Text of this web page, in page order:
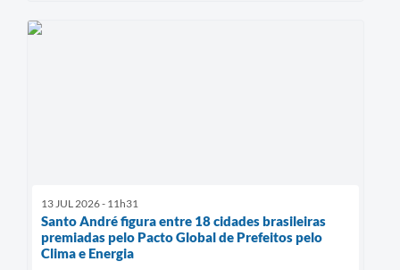
13 JUL 2026 - 11h31
Santo André figura entre 18 cidades brasileiras
premiadas pelo Pacto Global de Prefeitos pelo
Clima e Energia